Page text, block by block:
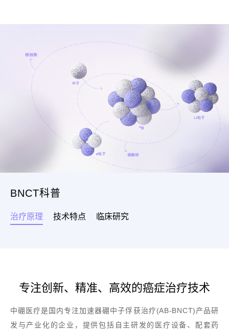
BNCT科普
治疗原理 技术特点 临床研究
专注创新、精准、高效的癌症治疗技术
中硼医疗是国内专注加速器硼中子俘获治疗(AB-BNCT)产品研
发与产业化的企业，提供包括自主研发的医疗设备、配套药